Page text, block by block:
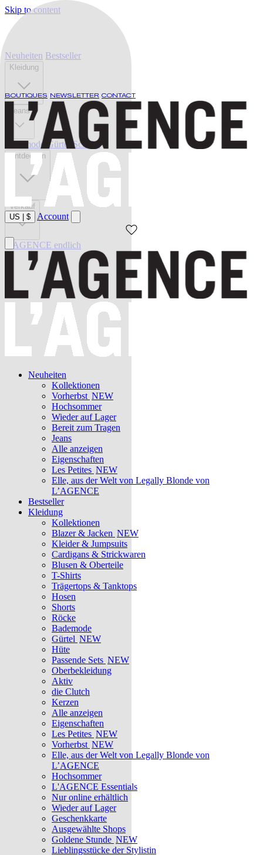
Skip to content
BOUTIQUES NEWSLETTER CONTACT
US $ Account
Neuheiten
Kollektionen
Vorherbst NEW
Hochsommer
Wieder auf Lager
Bereit zum Tragen
Jeans
Alle anzeigen
Eigenschaften
Les Petites NEW
Elle, aus der Welt von Legally Blonde von
L’AGENCE
Bestseller
Kleidung
Kollektionen
Blazer & Jacken NEW
Kleider & Jumpsuits
Cardigans & Strickwaren
Blusen & Oberteile
T-Shirts
Trägertops & Tanktops
Hosen
Shorts
Röcke
Bademode
Gürtel NEW
Hüte
Passende Sets NEW
Oberbekleidung
Aktiv
die Clutch
Kerzen
Alle anzeigen
Eigenschaften
Les Petites NEW
Vorherbst NEW
Elle, aus der Welt von Legally Blonde von
L’AGENCE
Hochsommer
L'AGENCE Essentials
Nur online erhältlich
Wieder auf Lager
Geschenkkarte
Ausgewählte Shops
Goldene Stunde NEW
Lieblingsstücke der Stylistin
Neuheiten Bestseller
Kleidung
Jeans
Bademode Gürtel Schuhe
Entdecken
Verkauf
L'AGENCE endlich